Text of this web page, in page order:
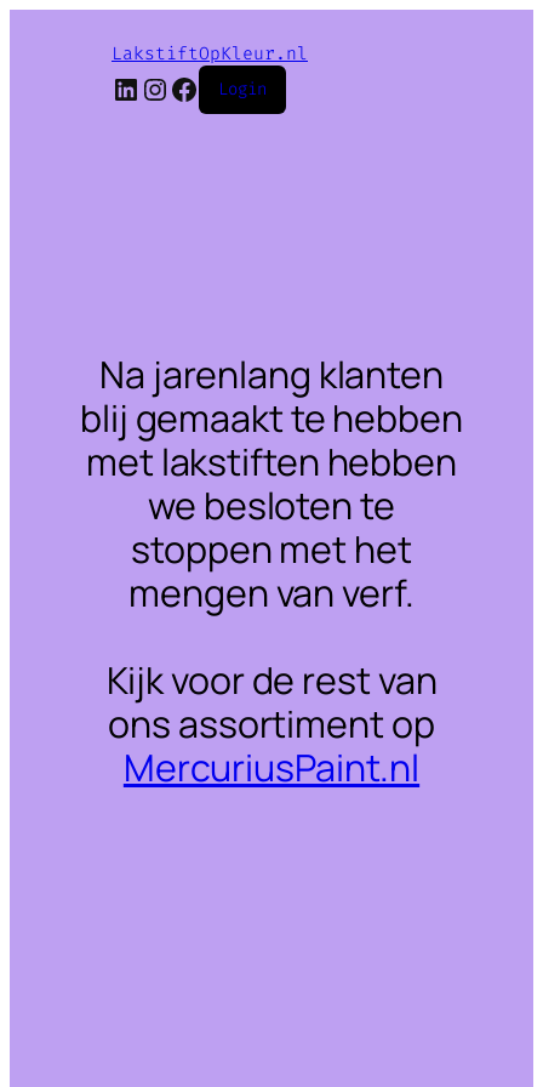
LakstiftOpKleur.nl
LinkedIn
Instagram
Facebook
Login
Na jarenlang klanten
blij gemaakt te hebben
met lakstiften hebben
we besloten te
stoppen met het
mengen van verf.
Kijk voor de rest van
ons assortiment op
MercuriusPaint.nl